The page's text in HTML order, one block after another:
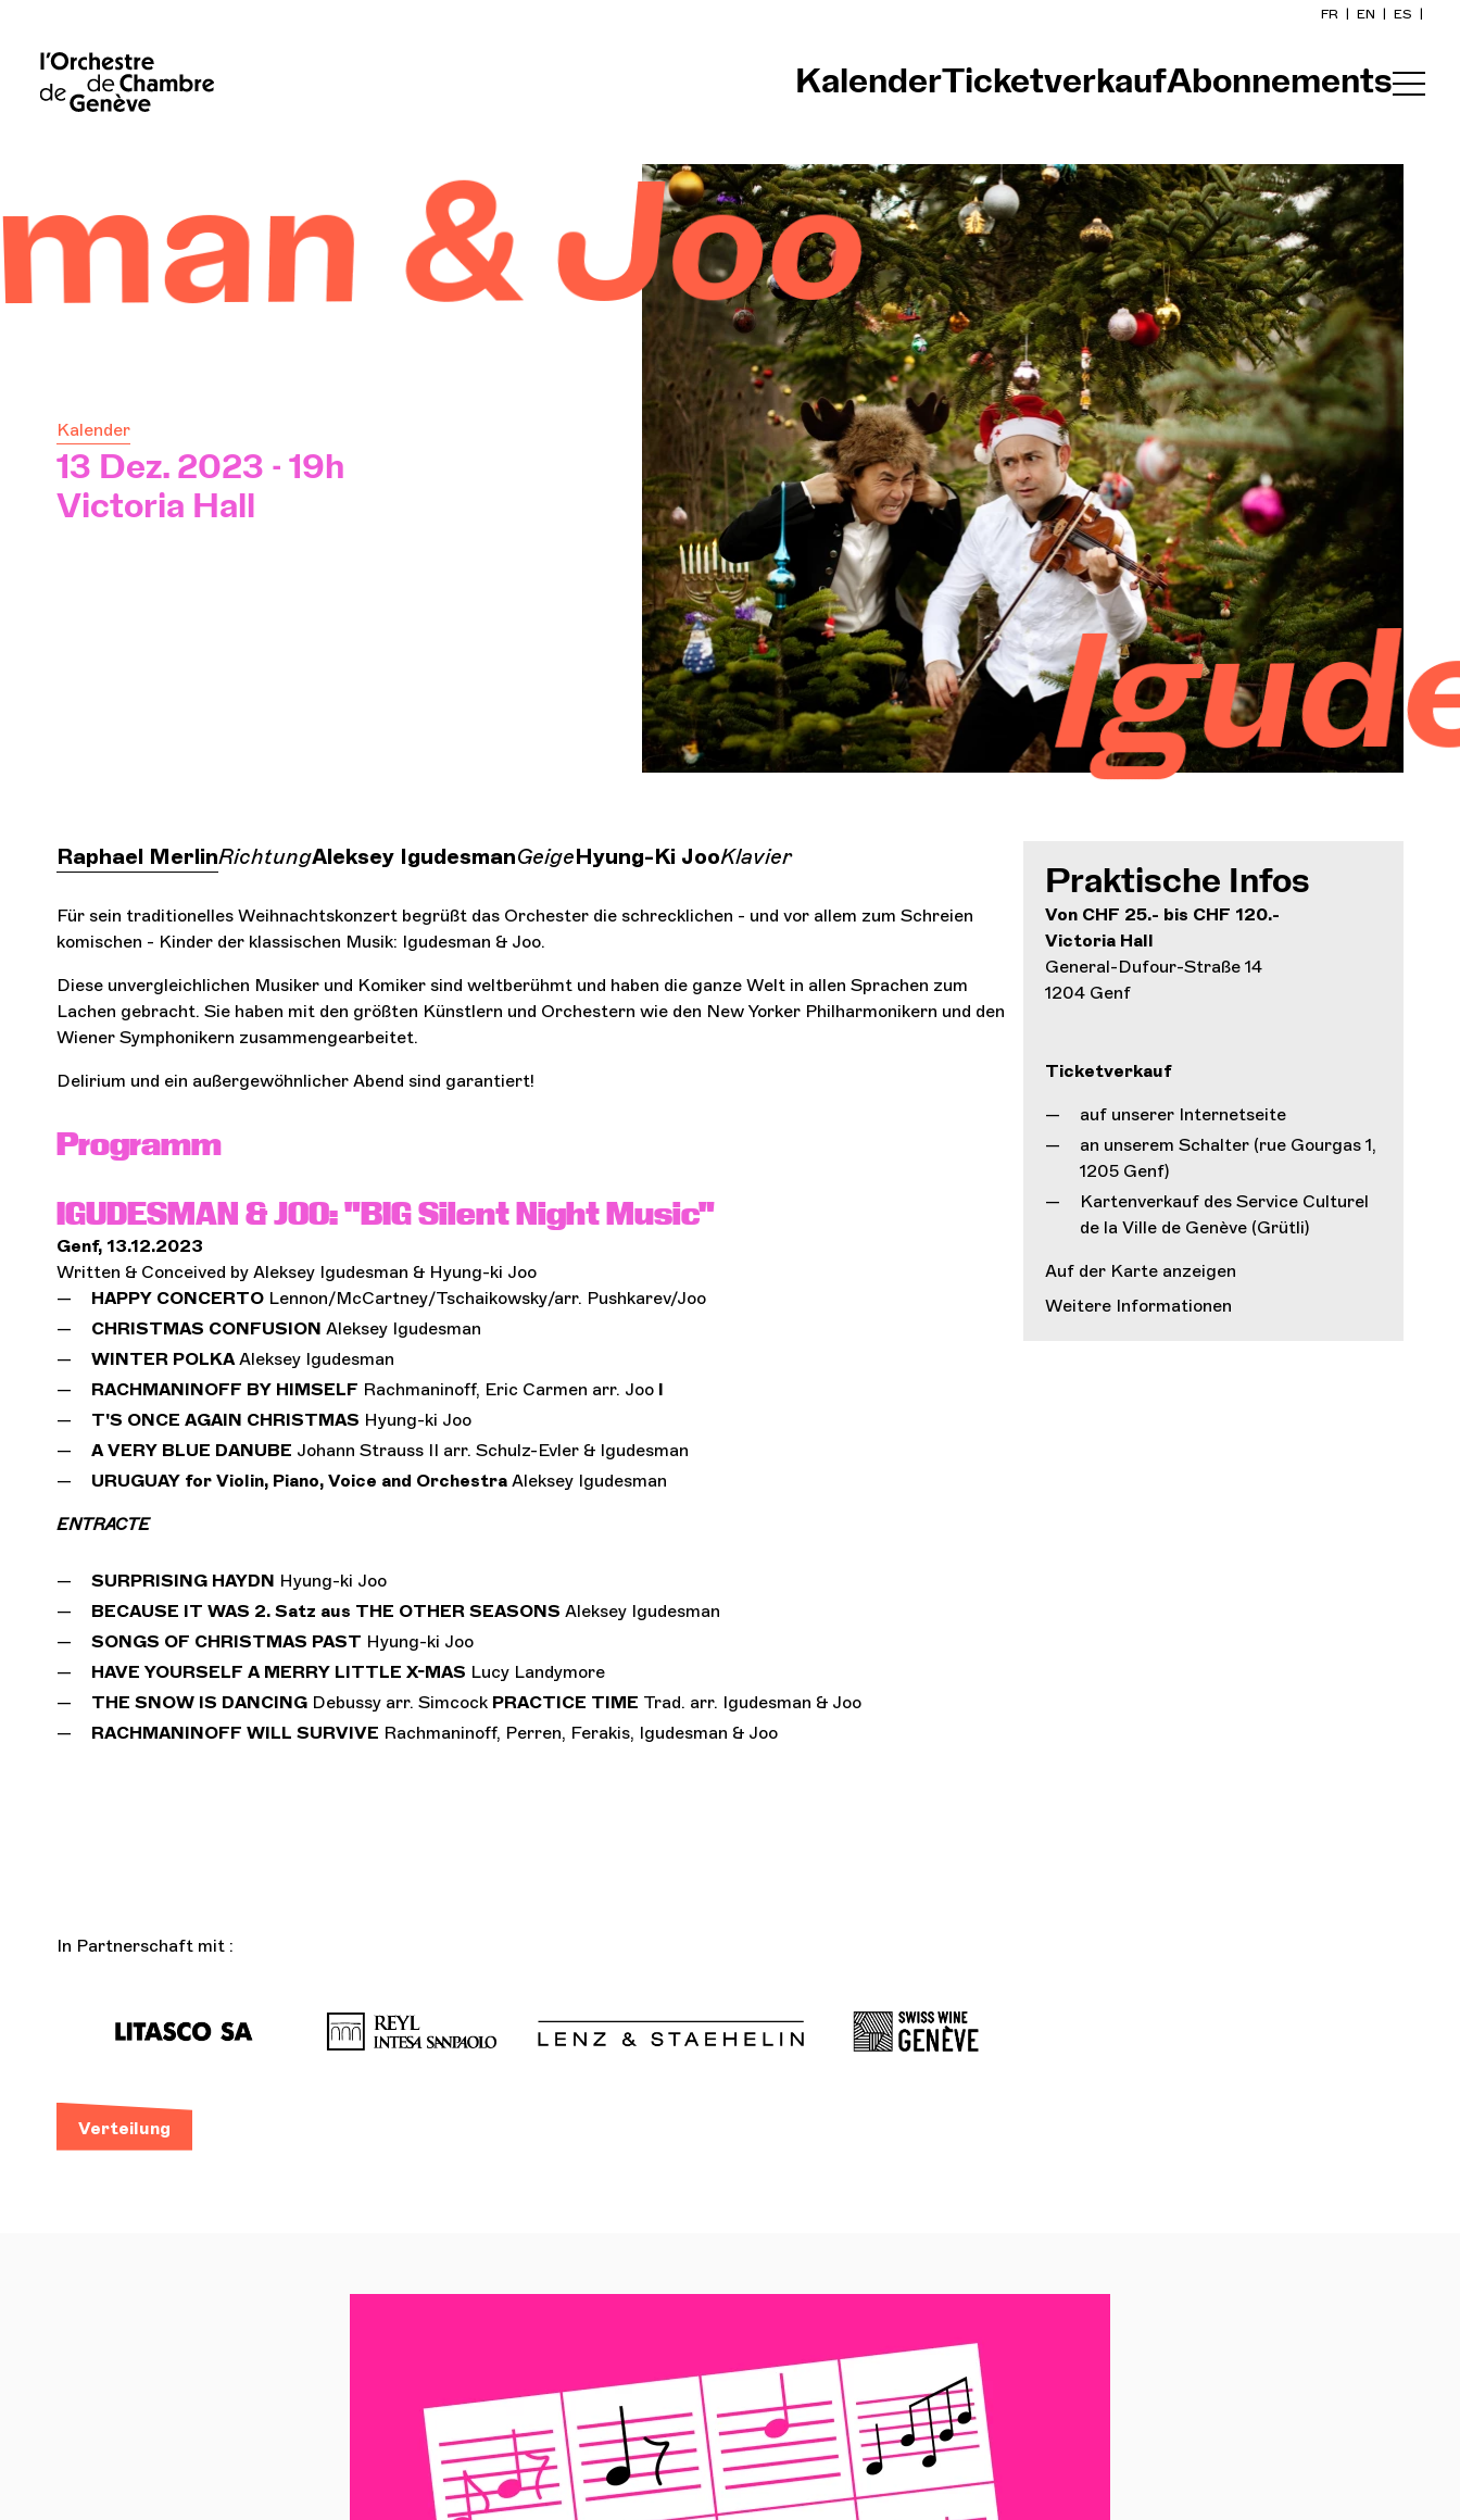
KalenderTicketverkaufAbonnements
FR EN ES
Kalender
13 Dez. 2023 - 19h
Victoria Hall
Igudesman
Raphael MerlinRichtungAleksey IgudesmanGeigeHyung-Ki JooKlavier
Für sein traditionelles Weihnachtskonzert begrüßt das Orchester die schrecklichen - und vor allem zum Schreien
komischen - Kinder der klassischen Musik: Igudesman & Joo.
Diese unvergleichlichen Musiker und Komiker sind weltberühmt und haben die ganze Welt in allen Sprachen zum
Lachen gebracht. Sie haben mit den größten Künstlern und Orchestern wie den New Yorker Philharmonikern und den
Wiener Symphonikern zusammengearbeitet.
Delirium und ein außergewöhnlicher Abend sind garantiert!
Programm
IGUDESMAN & JOO: "BIG Silent Night Music"
Genf, 13.12.2023
Written & Conceived by Aleksey Igudesman & Hyung-ki Joo
HAPPY CONCERTO Lennon/McCartney/Tschaikowsky/arr. Pushkarev/Joo
CHRISTMAS CONFUSION Aleksey Igudesman
WINTER POLKAAleksey Igudesman
RACHMANINOFF BY HIMSELF Rachmaninoff, Eric Carmen arr. Joo I
T'S ONCE AGAIN CHRISTMAS Hyung-ki Joo
A VERY BLUE DANUBE Johann Strauss II arr. Schulz-Evler & Igudesman
URUGUAY for Violin, Piano, Voice and Orchestra Aleksey Igudesman
ENTRACTE
SURPRISING HAYDN Hyung-ki Joo
BECAUSE IT WAS 2. Satz aus THE OTHER SEASONS Aleksey Igudesman
SONGS OF CHRISTMAS PAST Hyung-ki Joo
HAVE YOURSELF A MERRY LITTLE X-MAS Lucy Landymore
THE SNOW IS DANCING Debussy arr. Simcock PRACTICE TIME Trad. arr. Igudesman & Joo
RACHMANINOFF WILL SURVIVE Rachmaninoff, Perren, Ferakis, Igudesman & Joo
In Partnerschaft mit :
Verteilung
Praktische Infos
Von CHF 25.- bis CHF 120.-
Victoria Hall
General-Dufour-Straße 14
1204 Genf
Ticketverkauf
auf unserer Internetseite
an unserem Schalter (rue Gourgas 1,
1205 Genf)
Kartenverkauf des Service Culturel
de la Ville de Genève (Grütli)
Auf der Karte anzeigen
Weitere Informationen
Startseite
Ein Ticket kaufen
Praktische Infos
Erkunden
Die Konzert-Gazette
Kulturelle Teilhabe
Orchester und Musiker
DIE OCG
Pro-Bereich
Sich anmelden